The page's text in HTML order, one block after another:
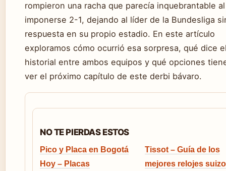
rompieron una racha que parecía inquebrantable al
imponerse 2-1, dejando al líder de la Bundesliga
respuesta en su propio estadio. En este artículo
exploramos cómo ocurrió esa sorpresa, qué dice
historial entre ambos equipos y qué opciones
ver el próximo capítulo de este derbi bávaro.
NO TE PIERDAS ESTOS
Pico y Placa en Bogotá
Hoy – Placas
Tissot – Guía de los
mejores relojes